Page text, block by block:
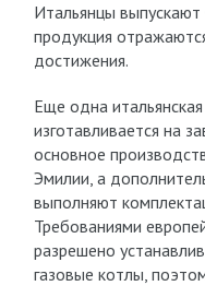
Итальянцы
продукция
достижения.
Еще одна
изготавливается на
основное
Эмилии, а
выполняют
Требованиями
разрешено
газовые котлы,